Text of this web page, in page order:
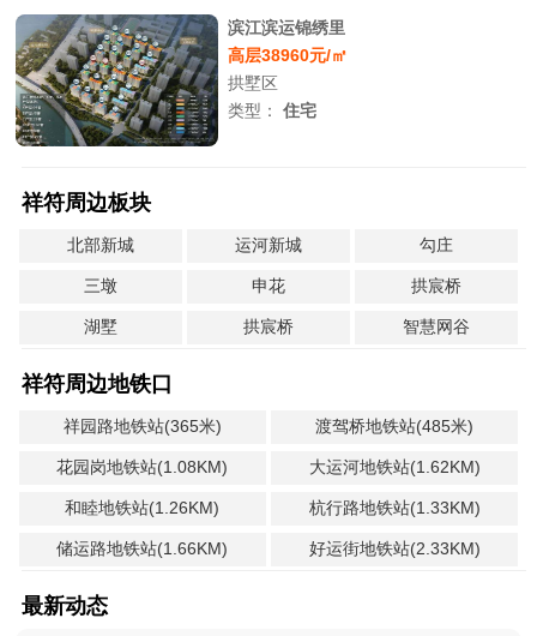
滨江滨运锦绣里
高层38960元/㎡
拱墅区
类型：住宅
祥符周边板块
北部新城 运河新城 勾庄
三墩 申花 拱宸桥
湖墅 拱宸桥 智慧网谷
祥符周边地铁口
祥园路地铁站(365米) 渡驾桥地铁站(485米)
花园岗地铁站(1.08KM) 大运河地铁站(1.62KM)
和睦地铁站(1.26KM) 杭行路地铁站(1.33KM)
储运路地铁站(1.66KM) 好运街地铁站(2.33KM)
最新动态